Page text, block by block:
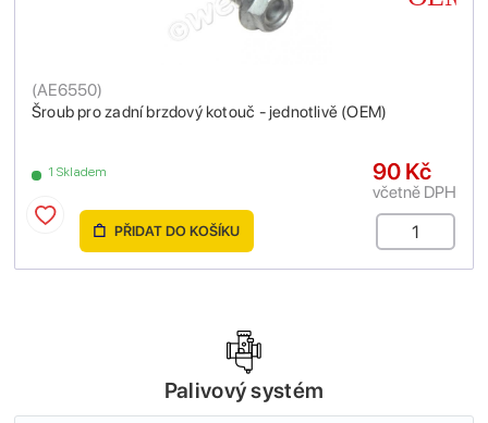
Šroub pro zadní brzdový kotouč - jednotlivě (OEM)
(AE6550)
1 Skladem 90 Kč
včetně DPH
PŘIDAT DO KOŠÍKU
Palivový systém